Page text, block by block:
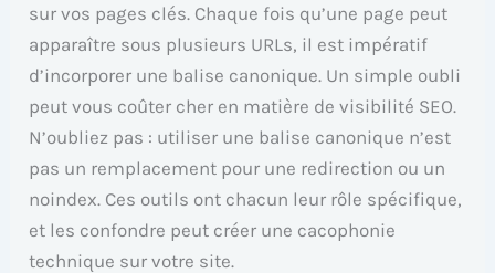
sur vos pages clés. Chaque fois qu’une page peut
apparaître sous plusieurs URLs, il est impératif
d’incorporer une balise canonique. Un simple oubli
peut vous coûter cher en matière de visibilité SEO.
N’oubliez pas : utiliser une balise canonique n’est
pas un remplacement pour une redirection ou un
noindex. Ces outils ont chacun leur rôle spécifique,
et les confondre peut créer une cacophonie
technique sur votre site.